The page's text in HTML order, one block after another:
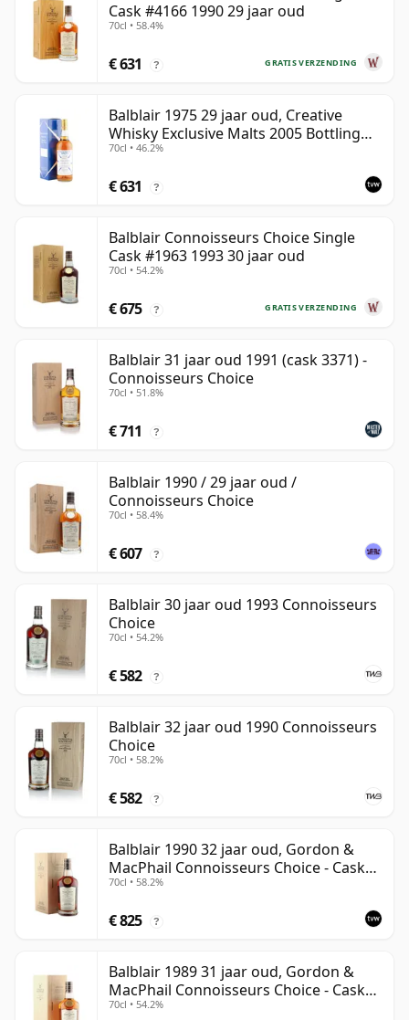
Cask #4166 1990 29 jaar oud
70cl • 58.4%
GRATIS VERZENDING
€ 631 ?
Balblair 1975 29 jaar oud, Creative
Whisky Exclusive Malts 2005 Bottling
with Carton
70cl • 46.2%
€ 631 ?
Balblair Connoisseurs Choice Single
Cask #1963 1993 30 jaar oud
70cl • 54.2%
GRATIS VERZENDING
€ 675 ?
Balblair 31 jaar oud 1991 (cask 3371) -
Connoisseurs Choice
70cl • 51.8%
€ 711 ?
Balblair 1990 / 29 jaar oud /
Connoisseurs Choice
70cl • 58.4%
€ 607 ?
Balblair 30 jaar oud 1993 Connoisseurs
Choice
70cl • 54.2%
€ 582 ?
Balblair 32 jaar oud 1990 Connoisseurs
Choice
70cl • 58.2%
€ 582 ?
Balblair 1990 32 jaar oud, Gordon &
MacPhail Connoisseurs Choice - Cask
4169
70cl • 58.2%
€ 825 ?
Balblair 1989 31 jaar oud, Gordon &
MacPhail Connoisseurs Choice - Cask
211
70cl • 54.2%